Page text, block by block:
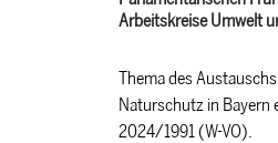
Arbeitskreise Umwelt
Thema des
Naturschutz in Bayern
2024/1991 (W-VO).